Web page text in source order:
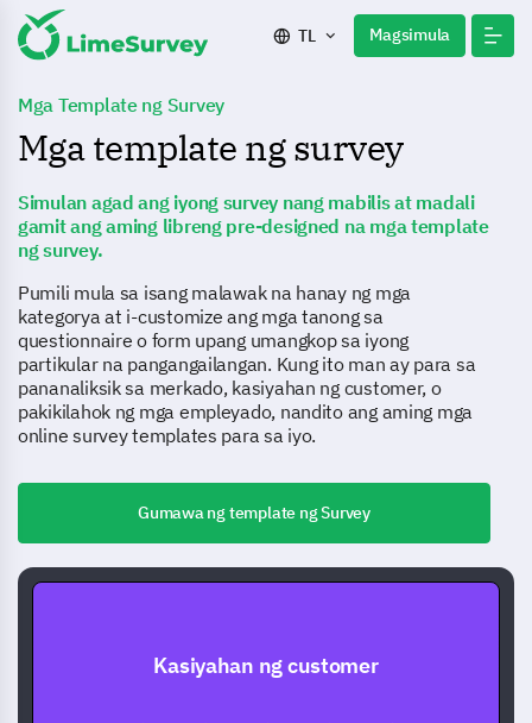
TL Magsimula
Mga Template ng Survey
Mga template ng survey
Simulan agad ang iyong survey nang mabilis at madali
gamit ang aming libreng pre-designed na mga template
ng survey.
Pumili mula sa isang malawak na hanay ng mga
kategorya at i-customize ang mga tanong sa
questionnaire o form upang umangkop sa iyong
partikular na pangangailangan. Kung ito man ay para sa
pananaliksik sa merkado, kasiyahan ng customer, o
pakikilahok ng mga empleyado, nandito ang aming mga
online survey templates para sa iyo.
Gumawa ng template ng Survey
Kasiyahan ng customer